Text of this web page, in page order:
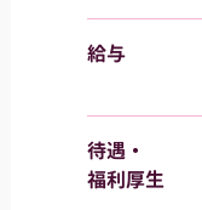
給与
待遇・
福利厚生